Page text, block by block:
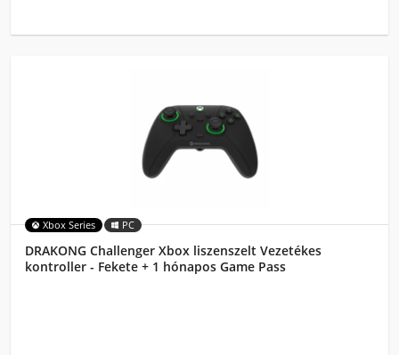
Xbox Series PC
DRAKONG Challenger Xbox liszenszelt Vezetékes
kontroller - Fekete + 1 hónapos Game Pass